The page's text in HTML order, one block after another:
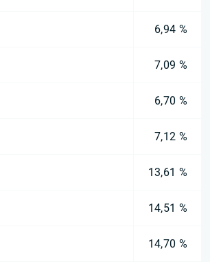
6,94 %
7,09 %
6,70 %
7,12 %
13,61 %
14,51 %
14,70 %